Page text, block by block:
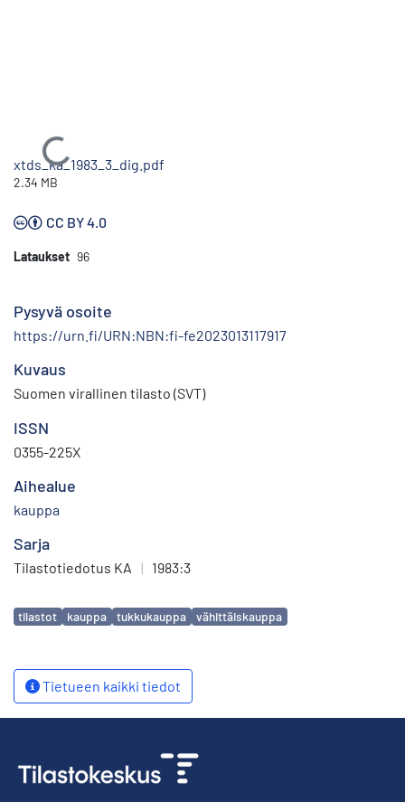
Ladataan...
xtds_ka_1983_3_dig.pdf
2.34 MB
CC BY 4.0
Lataukset 96
Pysyvä osoite
https://urn.fi/URN:NBN:fi-fe2023013117917
Kuvaus
Suomen virallinen tilasto (SVT)
ISSN
0355-225X
Aihealue
kauppa
Sarja
Tilastotiedotus KA | 1983:3
Avainsanat
tilastot kauppa tukkukauppa vähittäiskauppa
Tietueen kaikki tiedot